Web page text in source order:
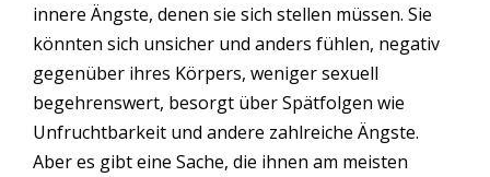
innere Ängste, denen sie sich stellen müssen. Sie
könnten sich unsicher und anders fühlen, negativ
gegenüber ihres Körpers, weniger sexuell
begehrenswert, besorgt über Spätfolgen wie
Unfruchtbarkeit und andere zahlreiche Ängste.
Aber es gibt eine Sache, die ihnen am meisten